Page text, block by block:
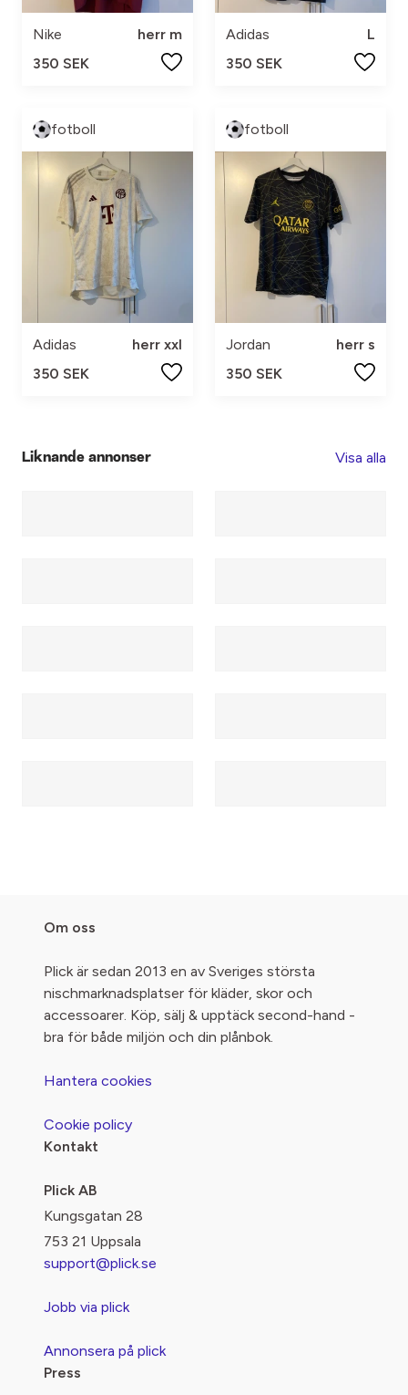
Nike
herr m
350 SEK
Adidas
L
350 SEK
fotboll
Adidas
herr xxl
350 SEK
fotboll
Jordan
herr s
350 SEK
Liknande annonser Visa alla
Om oss
Plick är sedan 2013 en av Sveriges största
nischmarknadsplatser för kläder, skor och
accessoarer. Köp, sälj & upptäck second-hand -
bra för både miljön och din plånbok.
Hantera cookies
Cookie policy
Kontakt
Plick AB
Kungsgatan 28
753 21 Uppsala
support@plick.se
Jobb via plick
Annonsera på plick
Press